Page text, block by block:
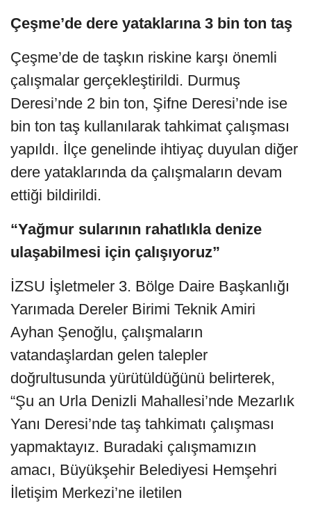
Çeşme’de dere yataklarına 3 bin ton taş
Çeşme’de de taşkın riskine karşı önemli
çalışmalar gerçekleştirildi. Durmuş
Deresi’nde 2 bin ton, Şifne Deresi’nde ise
bin ton taş kullanılarak tahkimat çalışması
yapıldı. İlçe genelinde ihtiyaç duyulan diğer
dere yataklarında da çalışmaların devam
ettiği bildirildi.
“Yağmur sularının rahatlıkla denize
ulaşabilmesi için çalışıyoruz”
İZSU İşletmeler 3. Bölge Daire Başkanlığı
Yarımada Dereler Birimi Teknik Amiri
Ayhan Şenoğlu, çalışmaların
vatandaşlardan gelen talepler
doğrultusunda yürütüldüğünü belirterek,
“Şu an Urla Denizli Mahallesi’nde Mezarlık
Yanı Deresi’nde taş tahkimatı çalışması
yapmaktayız. Buradaki çalışmamızın
amacı, Büyükşehir Belediyesi Hemşehri
İletişim Merkezi’ne iletilen